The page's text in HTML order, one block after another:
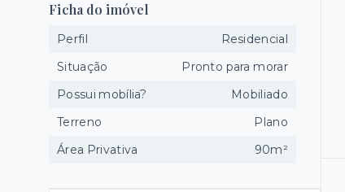
Ficha do imóvel
Perfil
Residencial
Situação
Pronto para morar
Possui mobília?
Mobiliado
Terreno
Plano
Área Privativa
90m²